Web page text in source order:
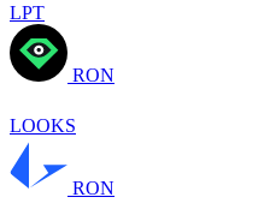
LPT
RON
LOOKS
RON